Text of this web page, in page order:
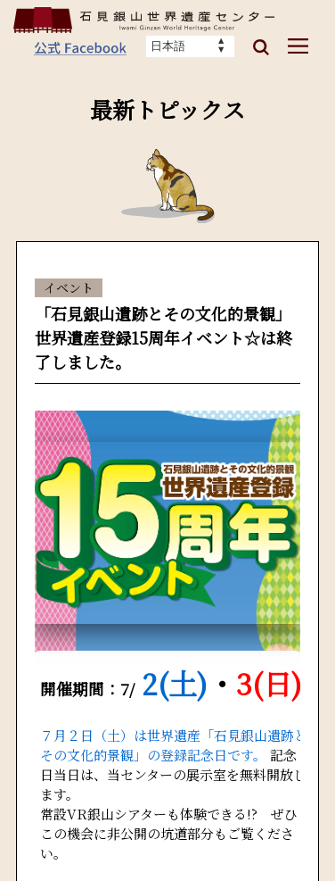
最新トピックス
イベント
「石見銀山遺跡とその文化的景観」
世界遺産登録15周年イベント☆は終
了しました。
開催期間：7/2(土) ・ 3(日)
７月２日（土）は世界遺産「石見銀山遺跡と
その文化的景観」の登録記念日です。 記念
日当日は、当センターの展示室を無料開放し
ます。
常設VR銀山シアターも体験できる!? ぜひ
この機会に非公開の坑道部分もご覧くださ
い。